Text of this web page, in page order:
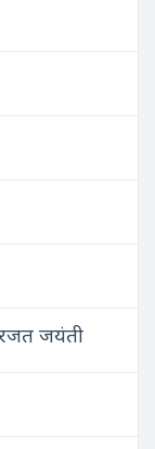
जयंती